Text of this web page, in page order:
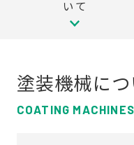
いて
塗装機械につ
COATING MACHINES